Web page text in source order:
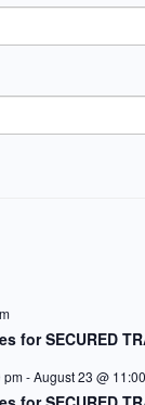
for SECURED
pm-August 23 @